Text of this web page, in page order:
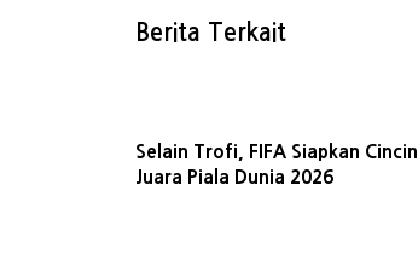
Berita Terkait
Selain Trofi, FIFA Siapkan Cincin
Juara Piala Dunia 2026